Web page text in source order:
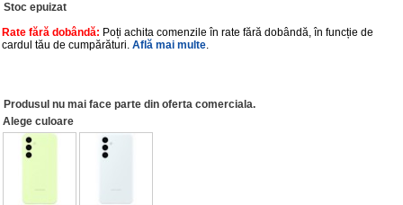
Stoc epuizat
Rate fără dobândă: Poți achita comenzile în rate fără dobândă, în funcție de
cardul tău de cumpărături.Află mai multe.
Produsul nu mai face parte din oferta comerciala.
Alege culoare